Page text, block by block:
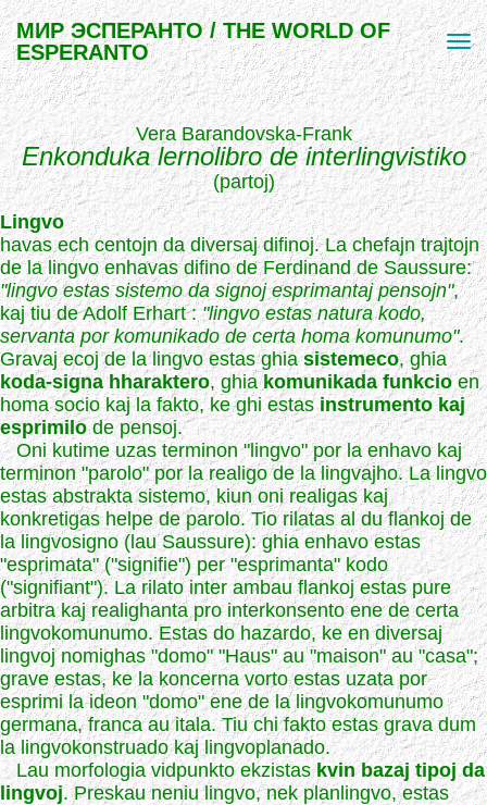
МИР ЭСПЕРАНТО / THE WORLD OF
ESPERANTO
Vera Barandovska-Frank
Enkonduka lernolibro de interlingvistiko
(partoj)
Lingvo
havas ech centojn da diversaj difinoj. La chefajn trajtojn
de la lingvo enhavas difino de Ferdinand de Saussure:
"lingvo estas sistemo da signoj esprimantaj pensojn",
kaj tiu de Adolf Erhart : "lingvo estas natura kodo,
servanta por komunikado de certa homa komunumo".
Gravaj ecoj de la lingvo estas ghiasistemeco, ghia
koda-signa hharaktero, ghiakomunikada funkcioen
homa socio kaj la fakto, ke ghi estasinstrumento kaj
esprimilode pensoj.
Oni kutime uzas terminon "lingvo" por la enhavo kaj
terminon "parolo" por la realigo de la lingvajho. La lingvo
estas abstrakta sistemo, kiun oni realigas kaj
konkretigas helpe de parolo. Tio rilatas al du flankoj de
la lingvosigno (lau Saussure): ghia enhavo estas
"esprimata" ("signifie") per "esprimanta" kodo
("signifiant"). La rilato inter ambau flankoj estas pure
arbitra kaj realighanta pro interkonsento ene de certa
lingvokomunumo. Estas do hazardo, ke en diversaj
lingvoj nomighas "domo" "Haus" au "maison" au "casa";
grave estas, ke la koncerna vorto estas uzata por
esprimi la ideon "domo" ene de la lingvokomunumo
germana, franca au itala. Tiu chi fakto estas grava dum
la lingvokonstruado kaj lingvoplanado.
Lau morfologia vidpunkto ekzistaskvin bazaj tipoj da
lingvoj. Preskau neniu lingvo, nek planlingvo, estas